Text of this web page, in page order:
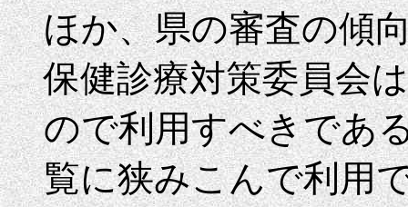
ほか、県の審査の傾
保健診療対策委員会
ので利用すべきであ
覧に狭みこんで利用